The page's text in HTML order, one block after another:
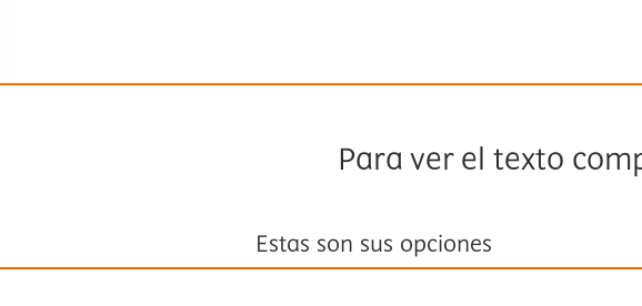
Para ver el texto
Estas son sus opciones